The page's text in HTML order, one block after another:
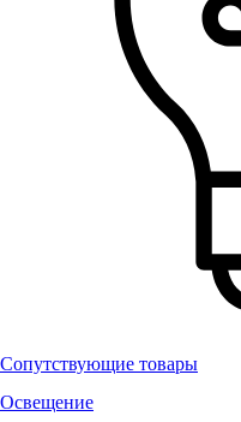
Сопутствующие товары
Освещение